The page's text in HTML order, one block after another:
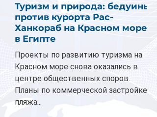
Туризм и природа: бедуины
против курорта Рас-
Ханкораб на Красном море
в Египте
Проекты по развитию туризма на
Красном море снова оказались в
центре общественных споров.
Планы по коммерческой застройке
пляжа...